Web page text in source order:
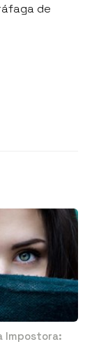
de
Impostora: